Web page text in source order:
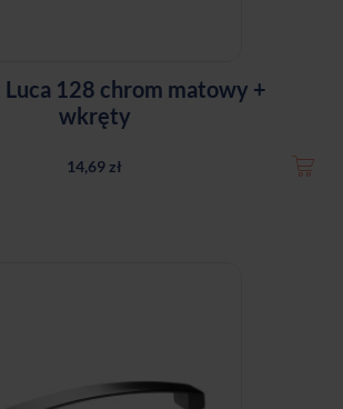
128 chrom matowy +
wkręty
14,69 zł